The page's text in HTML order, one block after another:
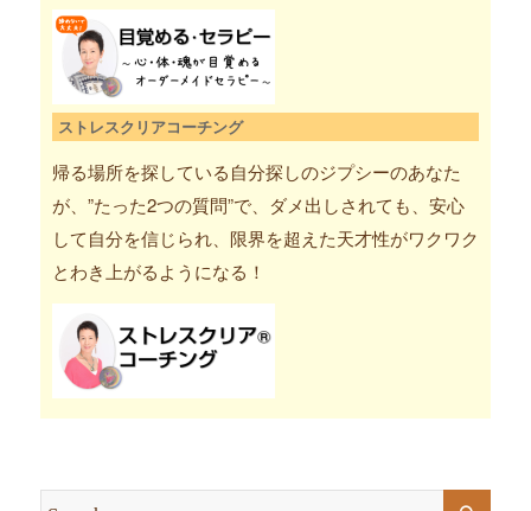
ストレスクリアコーチング
帰る場所を探している自分探しのジプシーのあなた
が、”たった2つの質問”で、ダメ出しされても、安心
して自分を信じられ、限界を超えた天才性がワクワク
とわき上がるようになる！